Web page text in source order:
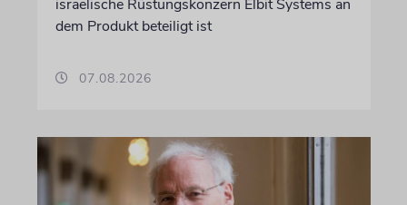
israelische Rüstungskonzern Elbit Systems an
dem Produkt beteiligt ist
07.08.2026